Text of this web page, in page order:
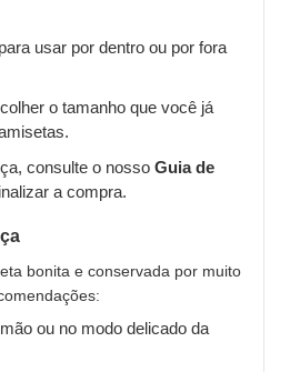
usar por dentro ou por fora
o tamanho que você já
consulte o nosso Guia de
a compra.
bonita e conservada por muito
ou no modo delicado da